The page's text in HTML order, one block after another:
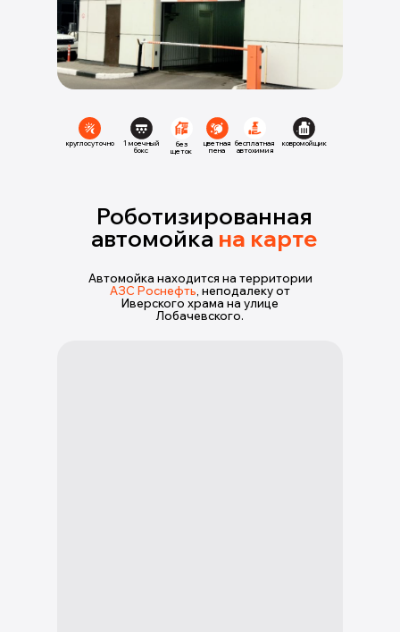
круглосуточно
1 моечный
бокс
без
щеток
цветная
пена
бесплатная
автохимия
ковромойщик
Роботизированная
автомойка на карте
Автомойка находится на территории
АЗС Pоснефть , неподалеку от
Иверского храма на улице
Лобачевского.